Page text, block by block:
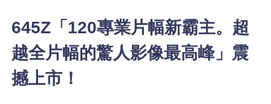
645Z「120專業片幅新霸主。超
越全片幅的驚人影像最高峰」震
撼上市！